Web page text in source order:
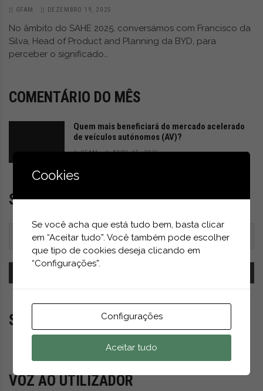
GFAM DEZEMBRO 19, 2025
No âmbito do SAHE 2025, conversámos com Francisco da
Silva, Head of Product and Planning da BYD, para
perceber o significado…
COMENTÁRIO DO MÊS
Quem mais beneficiará do mercado acelerado
de veículos autónomos (AV)?
GFAM ABRIL 25, 2026
SUBSCREVER NEWSLETTER
SUB-23
VOZ AO UTILIZADOR
Cookies
Se você acha que está tudo bem, basta clicar
em “Aceitar tudo”. Você também pode escolher
que tipo de cookies deseja clicando em
“Configurações”.
Configurações
Aceitar tudo